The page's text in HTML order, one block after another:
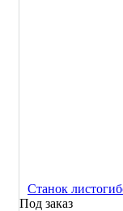
Станок
Под заказ